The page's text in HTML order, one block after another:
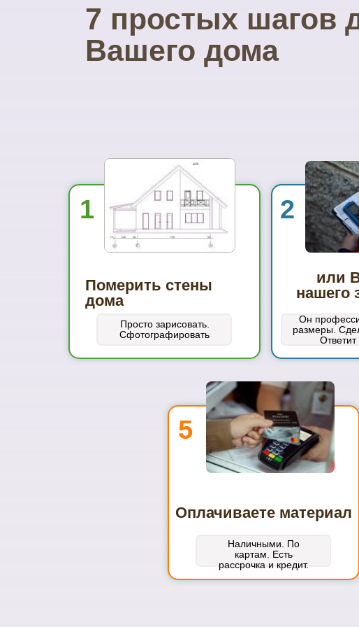
7 простых шагов
Вашего дома
1
Померить стены
дома
2
или
нашего
Он
размеры.
Ответит
Просто зарисовать.
Сфотографировать
5
Оплачиваете материал
Наличными. По
картам. Есть
рассрочка и кредит.